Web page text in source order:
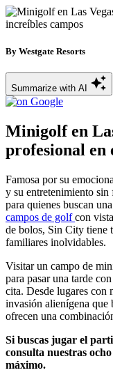
By Westgate Resorts
Summarize with AI
Minigolf en
profesional en
Famosa por su
y su entretenimiento
para quienes buscan
campos de golfcon
de bolos, Sin City tiene
familiares inolvidables.
Visitar un campo de
para pasar una tarde
cita. Desde lugares con
invasión alienígena que
ofrecen una
Si buscas jugar el
consulta nuestras
máximo.